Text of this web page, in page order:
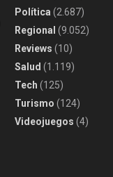
Política (2.687)
Regional (9.052)
Reviews (10)
Salud (1.119)
Tech (125)
Turismo (124)
Videojuegos (4)